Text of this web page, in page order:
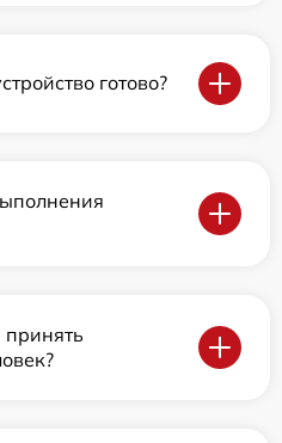
готово?